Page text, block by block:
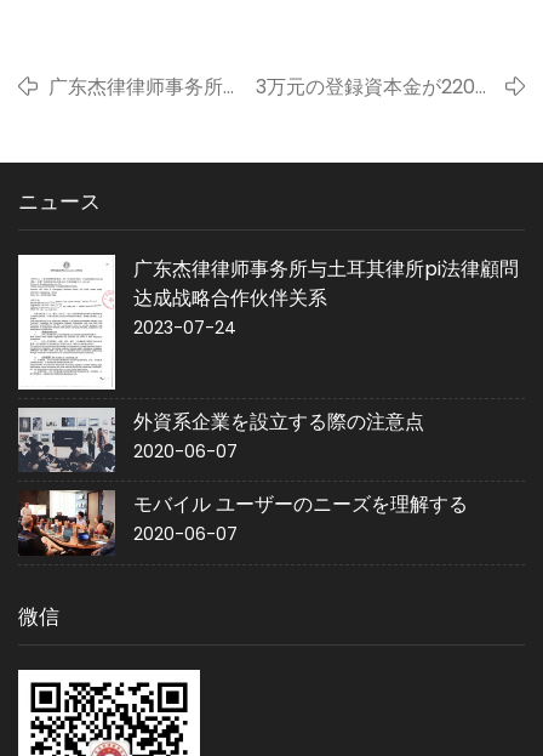
广东杰律律师事务所与
3万元の登録資本金が220万
ニュース
广东杰律律师事务所与土耳其律所pi法律顧問
达成战略合作伙伴关系
2023-07-24
外資系企業を設立する際の注意点
2020-06-07
モバイル ユーザーのニーズを理解する
2020-06-07
微信